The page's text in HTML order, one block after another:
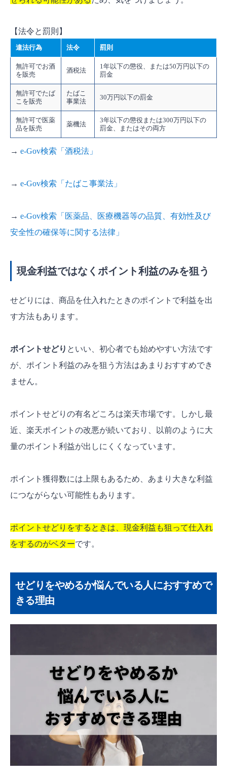
【法令と罰則】
違法行為 法令 罰則
無許可でお酒
を販売
酒税法
1年以下の懲役、または50万円以下の
罰金
無許可でたば
こを販売
たばこ
事業法
30万円以下の罰金
無許可で医薬
品を販売
薬機法
3年以下の懲役または300万円以下の
罰金、またはその両方
→ e-Gov検索「酒税法」
→ e-Gov検索「たばこ事業法」
→ e-Gov検索「医薬品、医療機器等の品質、有効性及び
安全性の確保等に関する法律」
現金利益ではなくポイント利益のみを狙う
せどりには、商品を仕入れたときのポイントで利益を出
す方法もあります。
ポイントせどり といい、初心者でも始めやすい方法です
が、ポイント利益のみを狙う方法はあまりおすすめでき
ません。
ポイントせどりの有名どころは楽天市場です。しかし最
近、楽天ポイントの改悪が続いており、以前のように大
量のポイント利益が出しにくくなっています。
ポイント獲得数には上限もあるため、あまり大きな利益
につながらない可能性もあります。
ポイントせどりをするときは、現金利益も狙って仕入れ
をするのがベターです。
せどりをやめるか悩んでいる人におすすめで
きる理由